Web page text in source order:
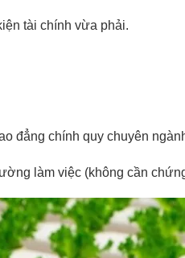
tài chính vừa phải.
đẳng chính quy chuyên
làm việc (không cần